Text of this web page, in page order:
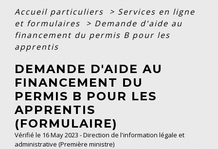
Accueil particuliers > Services en ligne
et formulaires
> Demande d'aide au
financement du permis B pour les
apprentis
DEMANDE D'AIDE AU
FINANCEMENT DU
PERMIS B POUR LES
APPRENTIS
(FORMULAIRE)
Vérifié le 16 May 2023 - Direction de l'information légale et
administrative (Première ministre)